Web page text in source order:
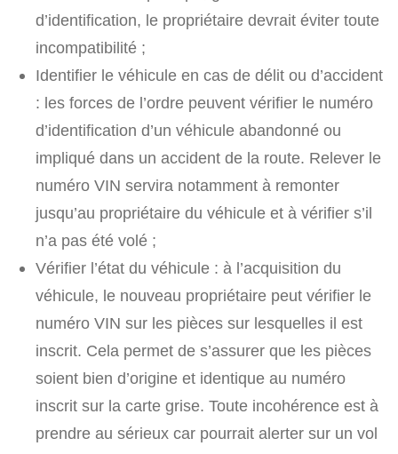
d’identification, le propriétaire devrait éviter toute
incompatibilité ;
Identifier le véhicule en cas de délit ou d’accident
: les forces de l’ordre peuvent vérifier le numéro
d’identification d’un véhicule abandonné ou
impliqué dans un accident de la route. Relever le
numéro VIN servira notamment à remonter
jusqu’au propriétaire du véhicule et à vérifier s’il
n’a pas été volé ;
Vérifier l’état du véhicule : à l’acquisition du
véhicule, le nouveau propriétaire peut vérifier le
numéro VIN sur les pièces sur lesquelles il est
inscrit. Cela permet de s’assurer que les pièces
soient bien d’origine et identique au numéro
inscrit sur la carte grise. Toute incohérence est à
prendre au sérieux car pourrait alerter sur un vol